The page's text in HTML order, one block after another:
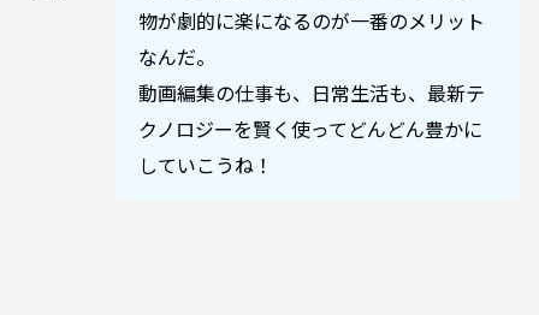
物が劇的に楽になるのが一番のメリット
なんだ。
動画編集の仕事も、日常生活も、最新テ
クノロジーを賢く使ってどんどん豊かに
していこうね！